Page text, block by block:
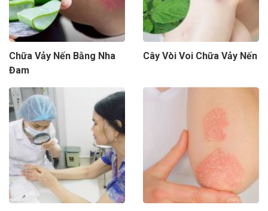
Chữa Vảy Nến Bằng Nha
Đam
Cây Vòi Voi Chữa Vảy Nến